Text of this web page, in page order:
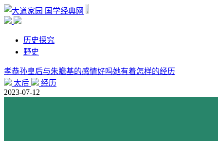
国学经典网
历史探究
野史
孝恭孙皇后与朱瞻基的感情好吗她有着怎样的经历
太后
经历
2023-07-12